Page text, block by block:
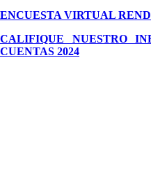
ENCUESTA VIRTUAL
CALIFIQUE NUESTRO
CUENTAS 2024